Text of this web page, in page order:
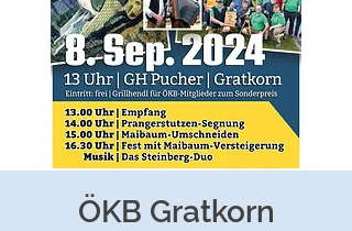
ÖKB Gratkorn